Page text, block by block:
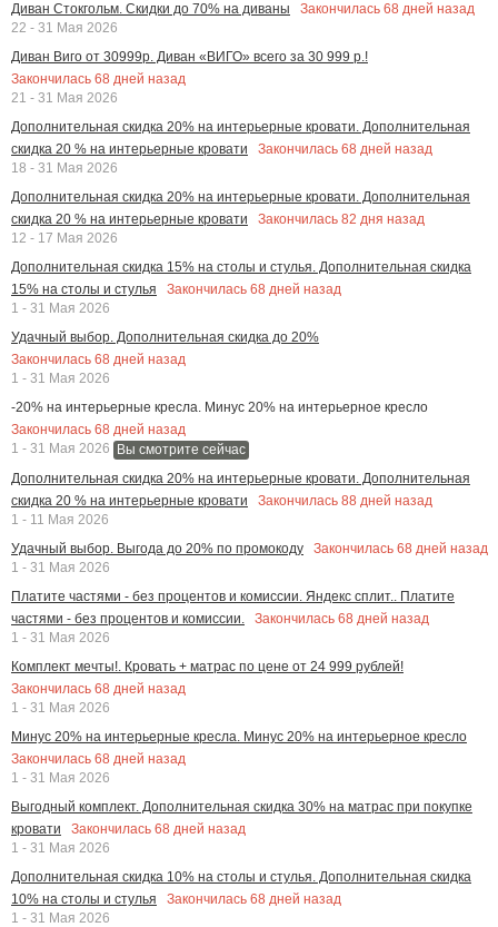
Диван Стокгольм. Скидки до 70% на диваны
Закончилась 68 дней назад
22 - 31 Мая 2026
Диван Виго от 30999р. Диван «ВИГО» всего за 30 999 р.!
Закончилась 68 дней назад
21 - 31 Мая 2026
Дополнительная скидка 20% на интерьерные кровати. Дополнительная
скидка 20 % на интерьерные кровати
Закончилась 68 дней назад
18 - 31 Мая 2026
Дополнительная скидка 20% на интерьерные кровати. Дополнительная
скидка 20 % на интерьерные кровати
Закончилась 82 дня назад
12 - 17 Мая 2026
Дополнительная скидка 15% на столы и стулья. Дополнительная скидка
15% на столы и стулья
Закончилась 68 дней назад
1 - 31 Мая 2026
Удачный выбор. Дополнительная скидка до 20%
Закончилась 68 дней назад
1 - 31 Мая 2026
-20% на интерьерные кресла. Минус 20% на интерьерное кресло
Закончилась 68 дней назад
1 - 31 Мая 2026 Вы смотрите сейчас
Дополнительная скидка 20% на интерьерные кровати. Дополнительная
скидка 20 % на интерьерные кровати
Закончилась 88 дней назад
1 - 11 Мая 2026
Удачный выбор. Выгода до 20% по промокоду
Закончилась 68 дней назад
1 - 31 Мая 2026
Платите частями - без процентов и комиссии. Яндекс сплит.. Платите
частями - без процентов и комиссии.
Закончилась 68 дней назад
1 - 31 Мая 2026
Комплект мечты!. Кровать + матрас по цене от 24 999 рублей!
Закончилась 68 дней назад
1 - 31 Мая 2026
Минус 20% на интерьерные кресла. Минус 20% на интерьерное кресло
Закончилась 68 дней назад
1 - 31 Мая 2026
Выгодный комплект. Дополнительная скидка 30% на матрас при покупке
кровати
Закончилась 68 дней назад
1 - 31 Мая 2026
Дополнительная скидка 10% на столы и стулья. Дополнительная скидка
10% на столы и стулья
Закончилась 68 дней назад
1 - 31 Мая 2026